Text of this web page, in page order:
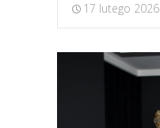
17 lutego 2026